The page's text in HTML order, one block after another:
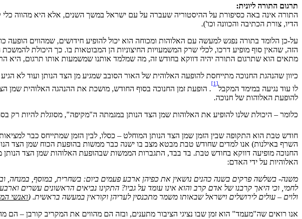
תרגום התורה ליונית:
התורה אינה באה כסיפורת על ההיסטוריה שעברה על עם ישראל במשך השנים, אלא היא מהווה כלי
הדיו, צורת הכתיבה והכוונה וכו').
על-כן הלומד בתורה נפגש למעשה עם האלוהות ומכוחה הוא יכול להופיע חידושים, שמהווים
הזה, שהאין סוף מופיע דרכו, לכלי שרק המשמעויות החיצוניות הן המבוטאות בו. כך היכולת
מתאים הוא שתרגום התורה יהיה דווקא בחודש זה, מה שמלמד אותנו שמשמעות אותו תרגום, היא
כיוון שהנהגת החנוכה מתייחסת להופעה האלוהית של האור הסובב שמגיע מן הצד הנותן ועוד לא
לו עוד נגיעה במימד המקבל
[1]
. הופעת זמן החנוכה בסוף החודש, מושכת את ההנהגה האלוהית שמן
להופעת האלוהות של חנוכה.
כלומר – היכולת שלנו להופיע את האלוהות שמן הצד הנותן במגמתה ה"מקיפה", מסוגלת להיות
חודש טבת הוא התקופה שבין הזמן שמן הצד הנותן המוחלט – כסלו, לבין הזמן שמתייחס כבר
השרף באילנות) אנו למדים שחודש טבת מבטא מצב בו ישנה כבר ממשות בהופעת הכוח שמן הצד
החנוכה מופיעה דווקא בחודש טבת. בד בבד, התגברות הממשות שבהופעת האלוהות שמן הצד
האלוהיות על ידי האדם:
משנה- בשלשה פרקים בשנה כהנים נושאין את כפיהן ארבע פעמים ביום: בשחרית, במוסף, במנחה,
לחמי, וכי היאך קרבנו של אדם קרב והוא אינו עומד על גביו? התקינו נביאים הראשונים עשרים
ולוים – עולים לירושלים וישראל שבאותו משמר מתכנסין לעריהן וקוראין במעשה בראשית. (ואנשי
אנו רואים שה"מעמד" הוא זמן שבו נציגי הציבור מתענים, ובזה הם מהווים את המקריב קורבן –